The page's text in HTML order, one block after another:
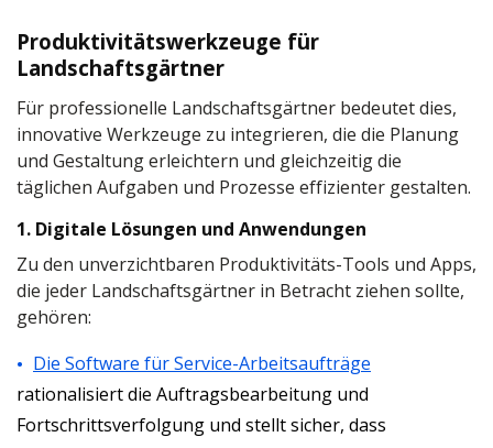
Produktivitätswerkzeuge für
Landschaftsgärtner
Für professionelle Landschaftsgärtner bedeutet dies,
innovative Werkzeuge zu integrieren, die die Planung
und Gestaltung erleichtern und gleichzeitig die
täglichen Aufgaben und Prozesse effizienter gestalten.
1. Digitale Lösungen und Anwendungen
Zu den unverzichtbaren Produktivitäts-Tools und Apps,
die jeder Landschaftsgärtner in Betracht ziehen sollte,
gehören:
Die Software für Service-Arbeitsaufträge
rationalisiert die Auftragsbearbeitung und
Fortschrittsverfolgung und stellt sicher, dass